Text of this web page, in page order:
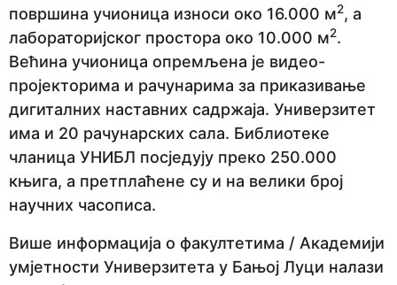
површина учионица износи око 16.000 м2, а
лабораторијског простора око 10.000 м2.
Већина учионица опремљена је видео-
пројекторима и рачунарима за приказивање
дигиталних наставних садржаја. Универзитет
има и 20 рачунарских сала. Библиотеке
чланица УНИБЛ посједују преко 250.000
књига, а претплаћене су и на велики број
научних часописа.
Више информација о факултетима / Академији
умјетности Универзитета у Бањој Луци налази